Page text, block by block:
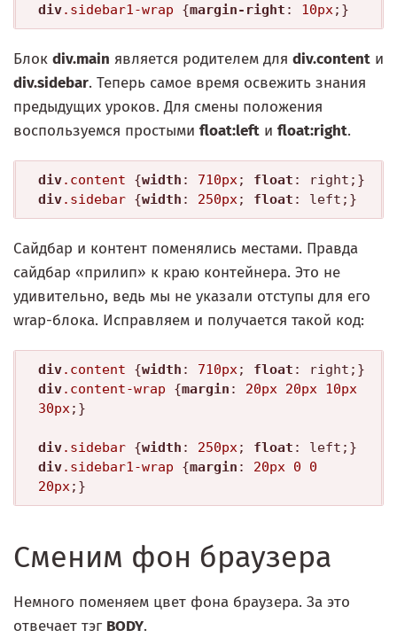
div.sidebar1-wrap {margin-right : 10px
Блок div.main является родителем для div.content и
div.sidebar. Теперь самое время освежить знания
предыдущих уроков. Для смены положения
воспользуемся простыми float:left и float:right.
div.content {width : 710px; float
div.sidebar {width : 250px; float
Сайдбар и контент поменялись местами. Правда
сайдбар «прилип» к краю контейнера. Это не
удивительно, ведь мы не указали отступы для его
wrap-блока. Исправляем и получается такой код:
div.content {width : 710px; float
div.content-wrap {margin : 20px 20px 10px
30px;}
div.sidebar {width : 250px; float
div.sidebar1-wrap {margin : 20px 0
0
20px
Сменим фон браузера
Немного поменяем цвет фона браузера. За это
отвечает тэг BODY.